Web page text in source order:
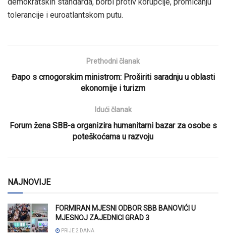
tolerancije i euroatlantskom putu.
Prethodni članak
Đapo s crnogorskim ministrom: Proširiti saradnju u oblasti
ekonomije i turizm
Idući članak
Forum žena SBB-a organizira humanitarni bazar za osobe s
poteškoćama u razvoju
NAJNOVIJE
FORMIRAN MJESNI ODBOR SBB BANOVIĆI U
MJESNOJ ZAJEDNICI GRAD 3
PRIJE 2 DANA